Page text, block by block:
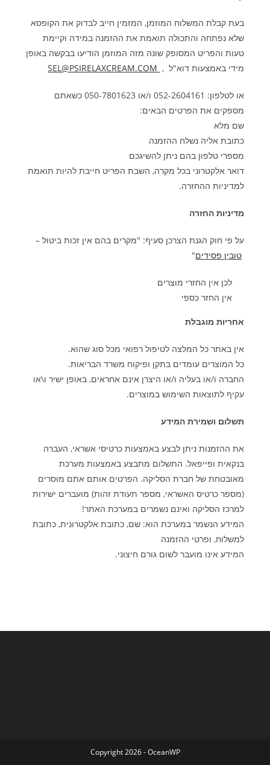
בעת קבלת המשלוח המוזמן, המזמין חייב לבדוק את הקופסא
שלא נפתחה והתכולה תואמת את ההזמנה במידה וקיימת
טעות והפריט המסופק שונה מזה המוזמן הודיעו בבקשה באופן
מידי באמצעות דוא"ל ,
SEL@PSIRELAXCREAM.COM
או לטלפון: 052-2604161 ו/או 050-7801623 כשאתם
מספקים את הפרטים הבאים:
שם מלא
כתובת אליה נשלח ההזמנה
מספרי טלפון בהם ניתן להשיגכם
דואר אלקטרוני בכל מקרה, השבת הפריט חייבת להיות תואמת
למדיניות ההחזרה.
מדיניות החזרה
על פי חוק הגנת הצרכן סעיף: "מקרים בהם אין זכות ביטול –
טובין פסידים"
לכן אין החזרי מוצרים
אין החזר כספי
אחריות מוגבלת
אין באתר כל המלצה לטיפול רפואי מכל סוג שהוא.
כל המוצרים עומדים בתקן ופיקוח משרד הבריאות.
החברה ו/או בעליה ו/או היצרן אינם אחראים, באופן ישיר ו\או
עקיף לתוצאות השימוש במוצרים.
תשלום ושמירת המידע
את ההזמנות ניתן לבצע באמצעות כרטיסי אשראי, העברה
בנקאית ופייפאל. התשלום מתבצע באמצעות מערכת
מאובטחת של חברת הסליקה. הפרטים אותם אתם מוסרים
(מספר כרטיס האשראי, מספר תעודת זהות) מועברים ישירות
למרכז הסליקה ואינם נשמרים במערכת האתר!
המידע הנשמר במערכת הוא: שם, כתובת אלקטרונית, כתובת
למשלוח, ופרטי ההזמנה
המידע אינו מועבר לשום גורם חיצוני.
Copyright 2026 - OceanWP